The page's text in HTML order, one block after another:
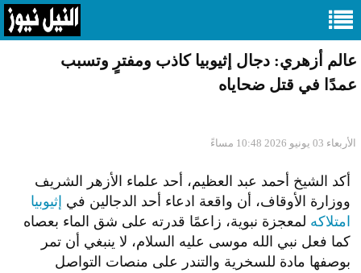
عالم أزهري: دجال إثيوبيا كاذب ومفترٍ وتسبب
عمدًا في قتل ضحاياه
الأربعاء 03 يونيو 2026 10:48 مساءً
أكد الشيخ أحمد عبد العظيم، أحد علماء الأزهر الشريف
ووزارة الأوقاف، أن واقعة ادعاء أحد الدجالين في إثيوبيا
امتلاكه لمعجزة نبوية، زاعمًا قدرته على شق الماء بعصاه
كما فعل نبي الله موسى عليه السلام، لا ينبغي أن تمر
بوصفها مادة للسخرية والتندر على منصات التواصل